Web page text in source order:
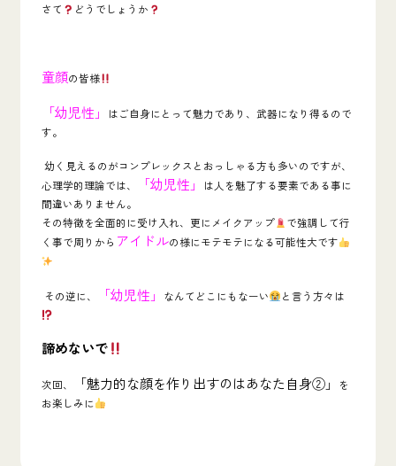
さて
どうでしょうか
童顔の皆様
「幼児性」
はご自身にとって魅力であり、武器になり得るので
す。
幼く見えるのがコンプレックス とおっしゃる方も多いのですが、
心理学的理論では、
「幼児性 」
は人を魅了する要素である事に
間違いありません。
その特徴を全面的に受け入れ、更にメイクアップ
で強調して行
く事で周りから アイドルの様にモテモテになる可能性大です
その逆に、 「幼児性」 なんてどこにもなーい と言う方々は
諦めないで
次回、 「魅力的な顔を作り出すのはあなた自身②」
を
お楽しみに